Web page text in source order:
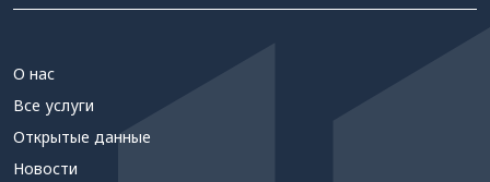
О нас
Все услуги
Открытые данные
Новости